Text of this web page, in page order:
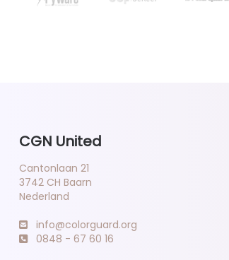
CGN United
Cantonlaan 21
3742 CH Baarn
Nederland
info@colorguard.org
0848 - 67 60 16